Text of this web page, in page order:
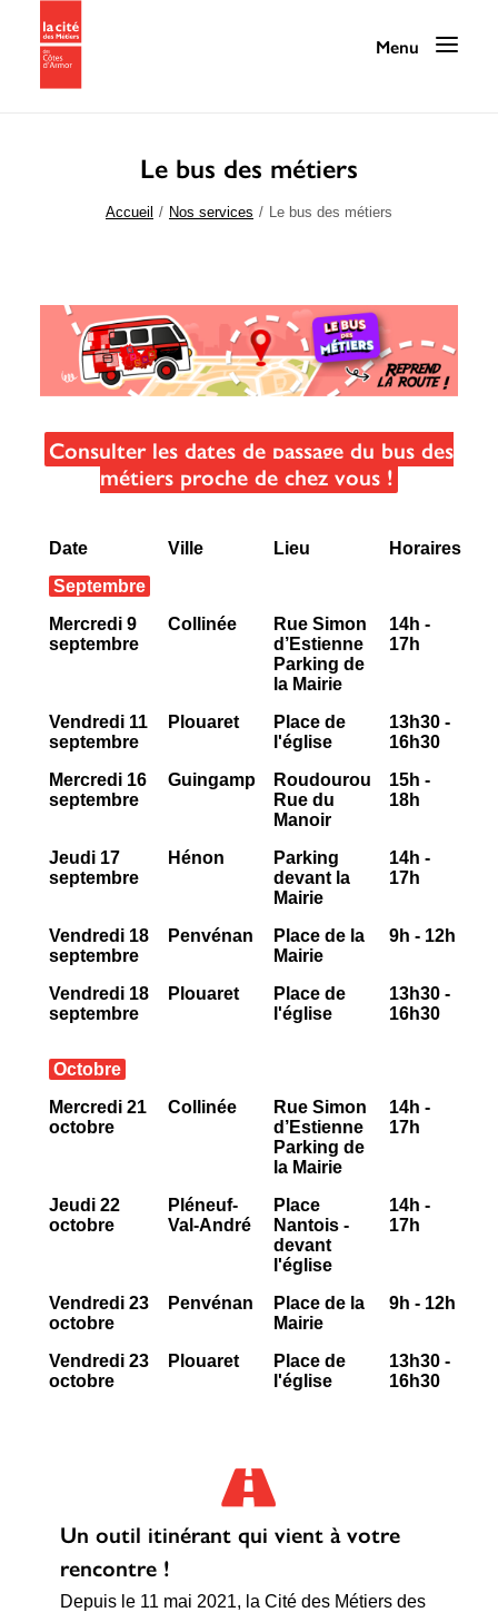
Programmation
Nos services
Nos ressources
La Cité au quotidien
Infos pratiques / Contact
6 rue Camille Guérin, 22440 Ploufragan
Le bus des métiers
Accueil Nos services Le bus des métiers
Consulter les dates de passage du bus des
métiers proche de chez vous !
Date Ville Lieu
Horaires
Septembre
Mercredi 9
septembre
Collinée
Rue Simon
d’Estienne
Parking de
la Mairie
14h -
17h
Vendredi 11
septembre
Plouaret
Place de
l'église
13h30 -
16h30
Mercredi 16
septembre
Guingamp
Roudourou
Rue du
Manoir
15h -
18h
Jeudi 17
septembre
Hénon
Parking
devant la
Mairie
14h -
17h
Vendredi 18
septembre
Penvénan
Place de la
Mairie
9h - 12h
Vendredi 18
septembre
Plouaret
Place de
l'église
13h30 -
16h30
Octobre
Mercredi 21
octobre
Collinée
Rue Simon
d’Estienne
Parking de
la Mairie
14h -
17h
Jeudi 22
octobre
Pléneuf-
Val-André
Place
Nantois -
devant
l'église
14h -
17h
Vendredi 23
octobre
Penvénan
Place de la
Mairie
9h - 12h
Vendredi 23
octobre
Plouaret
Place de
l'église
13h30 -
16h30
Un outil itinérant qui vient à votre
rencontre !
Depuis le 11 mai 2021, la Cité des Métiers des